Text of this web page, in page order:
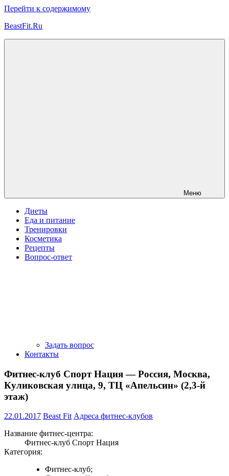
Перейти к содержимому
BeastFit.Ru
Меню
Диеты
Еда и питание
Тренировки
Косметика
Рецепты
Вопрос-ответ
Задать вопрос
Контакты
Фитнес-клуб Спорт Нация — Россия, Москва,
Куликовская улица, 9, ТЦ «Апельсин» (2,3-й
этаж)
22.01.2017 Beast Fit Адреса фитнес-клубов
Название фитнес-центра:
Фитнес-клуб Спорт Нация
Категория:
Фитнес-клуб;